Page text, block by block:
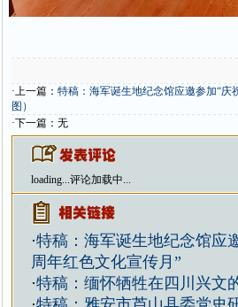
·上一篇： 特稿：海军诞生地纪念馆应邀参加“庆
图）
·下一篇：无
loading...评论加载中...
·特稿：海军诞生地纪念馆应
周年红色文化宣传月”
·特稿：缅怀牺牲在四川兴文